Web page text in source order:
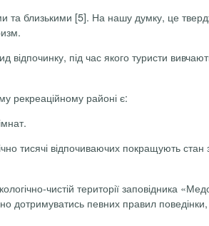
близькими [5]. На нашу думку, це
відпочинку, під час якого туристи
рекреаційному районі є:
тисячі відпочиваючих покращують стан
чистій території заповідника
певних правил поведінки,